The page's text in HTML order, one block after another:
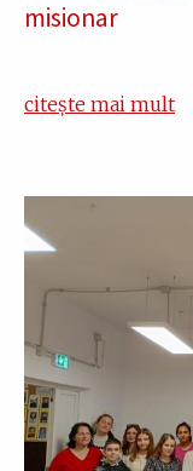
misionar
citește mai mult